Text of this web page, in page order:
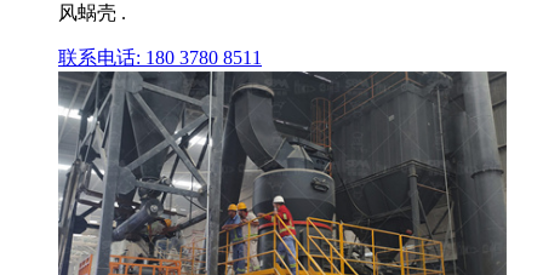
风蜗壳 .
联系电话: 180 3780 8511